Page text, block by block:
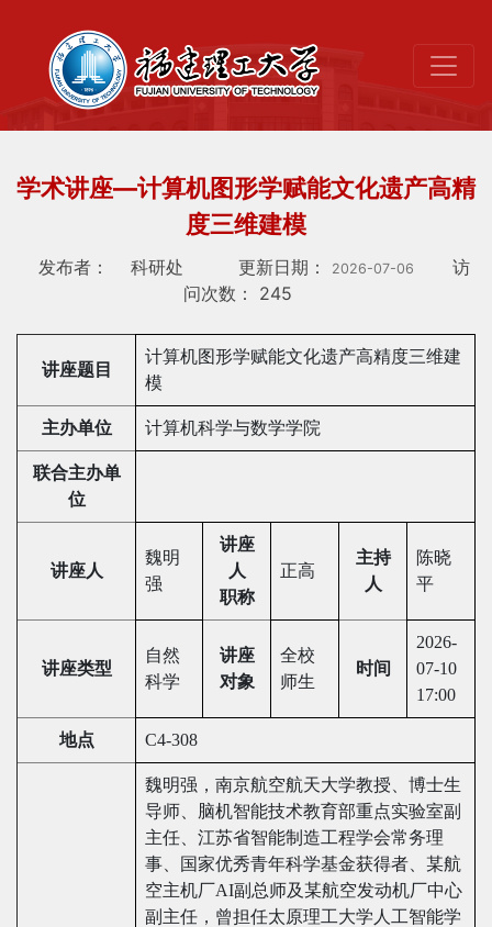
学术讲座—计算机图形学赋能文化遗产高精
度三维建模
发布者： 科研处 更新日期： 2026-07-06
访
问次数： 245
讲座题目
计算机图形学赋能文化遗产高精度三维建
模
主办单位 计算机科学与数学学院
联合主办单
位
讲座人
魏明
强
讲座
人
职称
正高
主持
人
陈晓
平
讲座类型
自然
科学
讲座
对象
全校
师生
时间
2026-
07-10
17:00
地点 C4-308
魏明强，南京航空航天大学教授、博士生
导师、脑机智能技术教育部重点实验室副
主任、江苏省智能制造工程学会常务理
事、国家优秀青年科学基金获得者、某航
空主机厂AI副总师及某航空发动机厂中心
副主任，曾担任太原理工大学人工智能学